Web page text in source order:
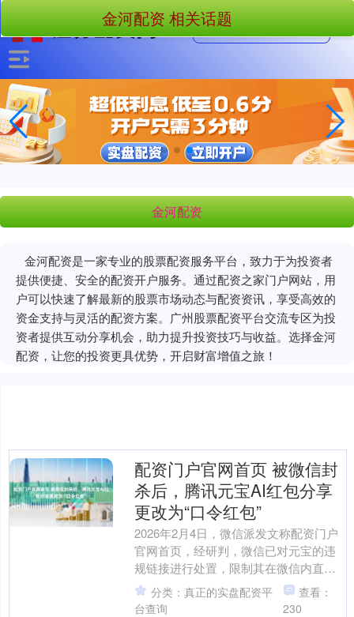
金河配资
金河配资是一家专业的股票配资服务平台，致力于为投资者
提供便捷、安全的配资开户服务。通过配资之家门户网站，用
户可以快速了解最新的股票市场动态与配资资讯，享受高效的
资金支持与灵活的配资方案。广州股票配资平台交流专区为投
资者提供互动分享机会，助力提升投资技巧与收益。选择金河
配资，让您的投资更具优势，开启财富增值之旅！
金河配资 相关话题
配资门户官网首页 被微信封
杀后，腾讯元宝AI红包分享
更改为“口令红包”
2026年2月4日，微信派发文称配资门户
官网首页，经研判，微信已对元宝的违
规链接进行处置，限制其在微信内直接
打开。对此，元宝官微发布消息称：“元
宝正在紧急优化调....
分类：真正的实盘配资平
台查询
查看：
230